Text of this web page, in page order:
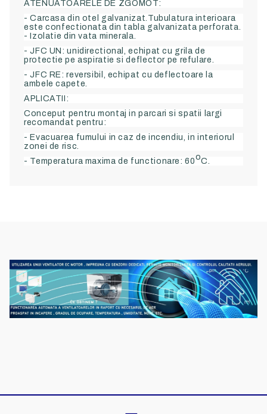
ATENUATOARELE DE ZGOMOT:
- Carcasa din otel galvanizat.Tubulatura interioara
este confectionata din tabla galvanizata perforata.
- Izolatie din vata minerala.
- JFC UN: unidirectional, echipat cu grila de
protectie pe aspiratie si deflector pe refulare.
- JFC RE: reversibil, echipat cu deflectoare la
ambele capete.
APLICATII:
Conceput pentru montaj in parcari si spatii largi
recomandat pentru:
- Evacuarea fumului in caz de incendiu, in interiorul
zonei de risc.
- Temperatura maxima de functionare: 60oC.